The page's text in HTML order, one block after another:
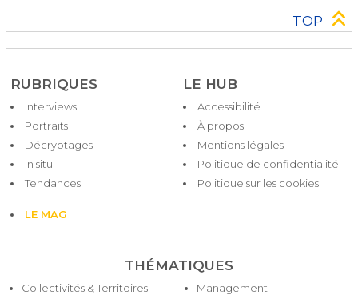
TOP
RUBRIQUES
Interviews
Portraits
Décryptages
In situ
Tendances
LE MAG
THÉMATIQUES
Collectivités & Territoires
Management
LE HUB
Pied
de
page
Accessibilité
À propos
Mentions légales
Politique de confidentialité
Politique sur les cookies